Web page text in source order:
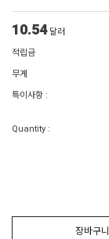
10.54 달러
적립금
무게
특이사항 :
Quantity :
장바구니